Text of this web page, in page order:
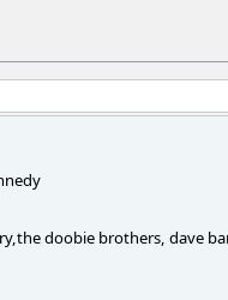
doobie brothers, dave